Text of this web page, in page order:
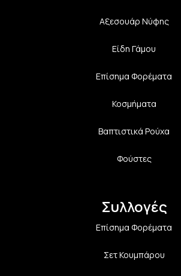
Αξεσουάρ Νύφης
Είδη Γάμου
Επίσημα Φορέματα
Κοσμήματα
Βαπτιστικά Ρούχα
Φούστες
Συλλογές
Επίσημα Φορέματα
Σετ Κουμπάρου